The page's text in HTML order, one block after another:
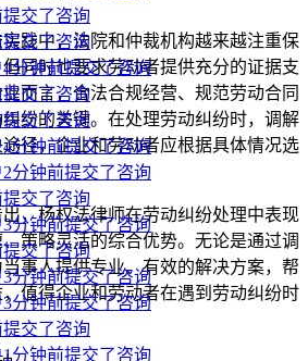
践中，法院和仲裁机构越来越注重保
同时也要求劳动者提供充分的证据支
而言，合法合规经营、规范劳动合同
纷的关键。在处理劳动纠纷时，调解
径，企业和劳动者应根据具体情况选
，杨权法律师在劳动纠纷处理中表现
策略灵活的综合优势。无论是通过调
事人提供专业、有效的解决方案，帮
值得企业和劳动者在遇到劳动纠纷时
交了咨询
交了咨询
分钟前提交了咨询
交了咨询
交了咨询
分钟前提交了咨询
分钟前提交了咨询
交了咨询
分钟前提交了咨询
交了咨询
分钟前提交了咨询
分钟前提交了咨询
交了咨询
分钟前提交了咨询